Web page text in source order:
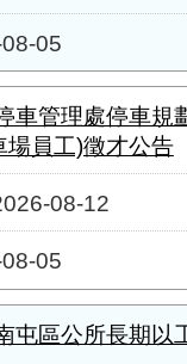
05
車管理處停車規
場員工)徵才公告
08-12
05
屯區公所長期以